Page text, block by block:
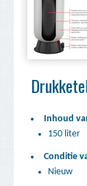
Inhoud
150 liter
Conditie
Nieuw